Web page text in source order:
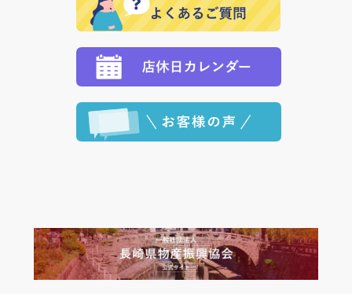
願いいたします。
定された場合は、準備出来次第の便にてお送りいたし
ます。 （到着日指定をされている場合は、ご指定の日
程に合わせてお届けいたします。）